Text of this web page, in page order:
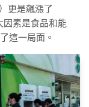
更是飆漲了
因素是食品和能
這一局面。